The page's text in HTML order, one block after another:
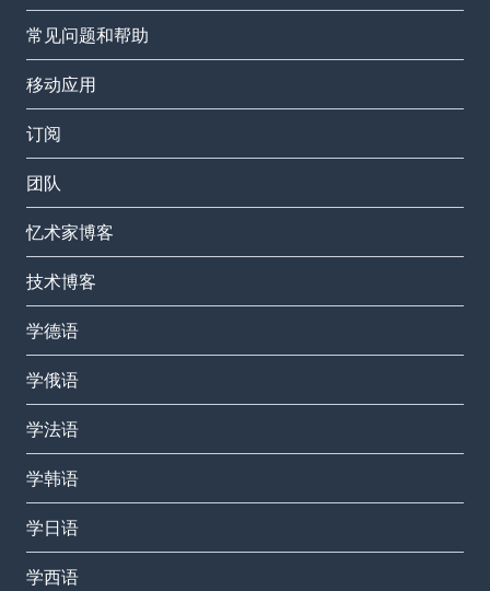
常见问题和帮助
移动应用
订阅
团队
忆术家博客
技术博客
学德语
学俄语
学法语
学韩语
学日语
学西语